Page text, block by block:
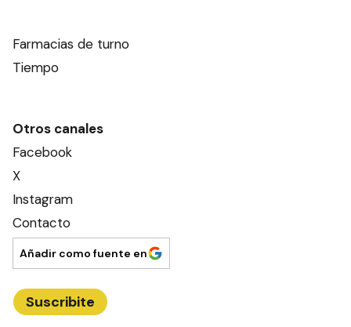
Farmacias de turno
Tiempo
Otros canales
Facebook
X
Instagram
Contacto
Añadir como fuente en
Suscribite